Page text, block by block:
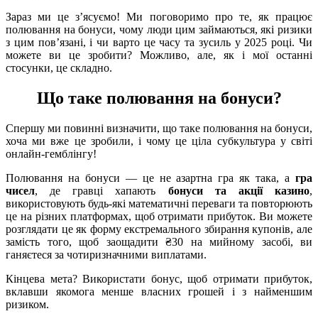
Зараз ми це з’ясуємо! Ми поговоримо про те, як працює
полювання на бонуси, чому люди цим займаються, які ризики
з цим пов’язані, і чи варто це часу та зусиль у 2025 році. Чи
можете ви це зробити? Можливо, але, як і мої останні
стосунки, це складно.
Що таке полювання на бонуси?
Спершу ми повинні визначити, що таке полювання на бонуси,
хоча ми вже це зробили, і чому це ціла субкультура у світі
онлайн-гемблінгу!
Полювання на бонуси — це не азартна гра як така, а гра
чисел, де гравці хапають бонуси та акції казино,
використовують будь-які математичні переваги та повторюють
це на різних платформах, щоб отримати прибуток. Ви можете
розглядати це як форму екстремального збирання купонів, але
замість того, щоб заощадити ₴30 на мийному засобі, ви
ганяєтеся за чотиризначними виплатами.
Кінцева мета? Використати бонус, щоб отримати прибуток,
вклавши якомога менше власних грошей і з найменшим
ризиком.